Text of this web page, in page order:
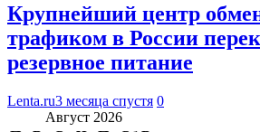
Крупнейший центр
трафиком в России
резервное питание
Lenta.ru3 месяца спустя 0
Август 2026